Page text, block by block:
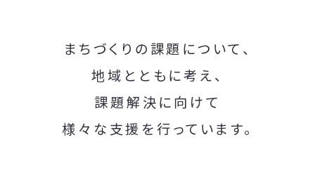
まちづくりの課題について、
地域とともに考え、
課題解決に向けて
様々な支援を行っています。